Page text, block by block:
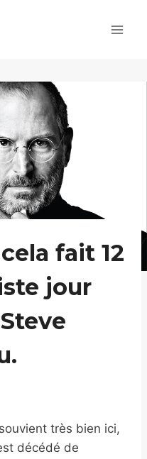
fait 12
jour
très bien ici,
décédé de